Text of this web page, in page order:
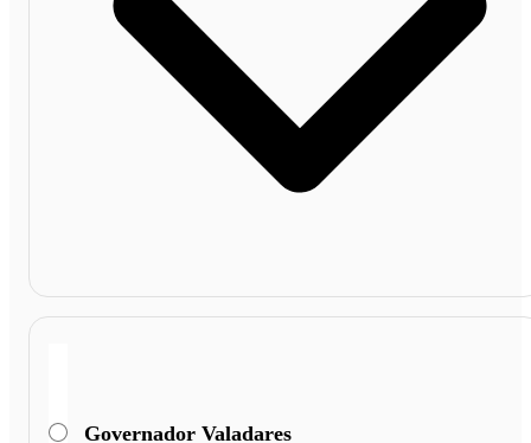
Governador Valadares